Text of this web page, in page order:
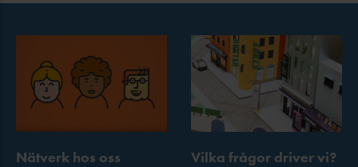
Nätverk hos oss
Vilka frågor driver vi?